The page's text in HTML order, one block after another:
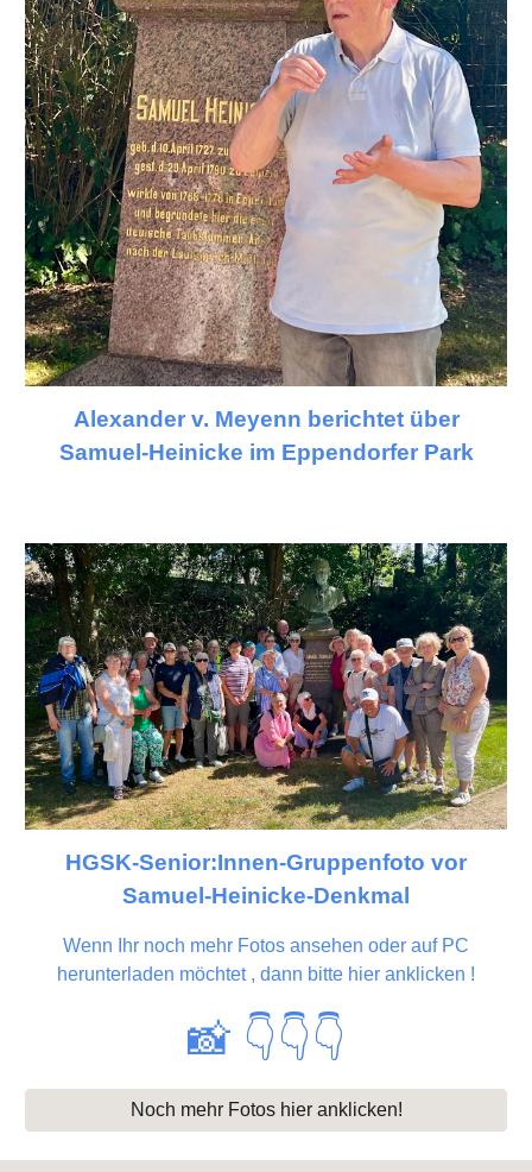
Alexander v. Meyenn berichtet über
Samuel-Heinicke im Eppendorfer Park
HGSK-Senior:Innen-Gruppenfoto vor
Samuel-Heinicke-Denkmal
Wenn Ihr noch mehr Fotos ansehen oder auf PC
herunterladen möchtet , dann bitte hier anklicken !
📸 👇👇👇
Noch mehr Fotos hier anklicken!